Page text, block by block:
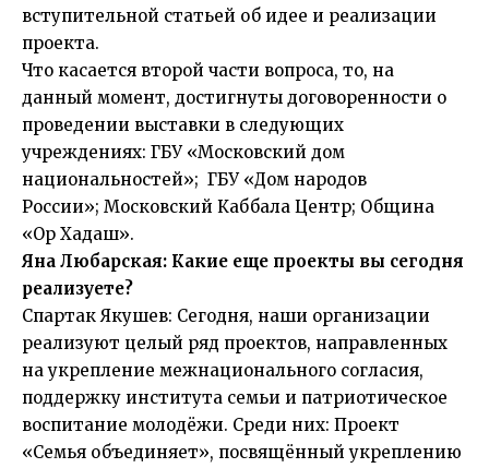
вступительной статьей об идее и реализации
проекта.
Что касается второй части вопроса, то, на
данный момент, достигнуты договоренности о
проведении выставки в следующих
учреждениях: ГБУ «Московский дом
национальностей»; ГБУ «Дом народов
России»; Московский Каббала Центр; Община
«Ор Хадаш».
Яна Любарская: Какие еще проекты вы сегодня
реализуете?
Спартак Якушев: Сегодня, нaши организации
реализуют целый ряд проектов, направленных
на укрепление межнационального согласия,
поддержку института семьи и патриотическое
воспитание молодёжи. Среди них: Проект
«Семья объединяет», посвящённый укреплению